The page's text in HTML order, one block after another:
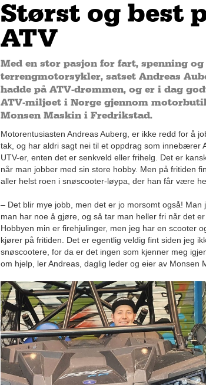
Størst og best
ATV
Med en stor pasjon for fart, spenning
terrengmotorsykler, satset Andreas
hadde på ATV-drømmen, og er i dag
ATV-miljøet i Norge gjennom
Monsen Maskin i Fredrikstad.
Motorentusiasten Andreas Auberg, er ikke redd for å
tak, og har aldri sagt nei til et oppdrag som innebærer
UTV-er, enten det er senkveld eller frihelg. Det er
når man jobber med sin store hobby. Men på fritiden
aller helst roen i snøscooter-løypa, der han får være
– Det blir mye jobb, men det er jo morsomt også! Man
man har noe å gjøre, og så tar man heller fri når det er
Hobbyen min er firehjulinger, men jeg har en scooter
kjører på fritiden. Det er egentlig veldig fint siden jeg
snøscootere, for da er det ingen som kjenner meg
om hjelp, ler Andreas, daglig leder og eier av Monsen